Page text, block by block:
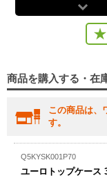
商品を購入する・在
この商品は、
す。
Q5KYSK001P70
ユーロトップケース